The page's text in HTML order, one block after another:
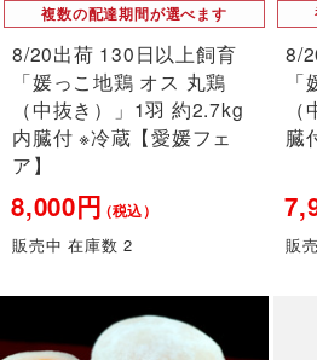
複数の配達期間が選べます
8/20出荷 130日以上飼育
「媛っこ地鶏 オス 丸鶏
（中抜き）」1羽 約2.7kg
内臓付 ※冷蔵【愛媛フェ
ア】
8,000円（税込）
販売中 在庫数 2
8/
臓
販